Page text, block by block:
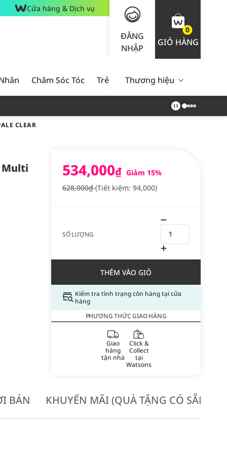
Cửa hàng & Dịch vụ
ĐĂNG
NHẬP
0
GIỎ HÀNG
Chăm Sóc Tóc Trẻ Em Nam Giới Chăm Sóc
Thương hiệu
CLEAR
Multi 534,000₫ Giảm 15%
628,000₫(Tiết kiệm: 94,000)
SỐ LƯỢNG
THÊM VÀO GIỎ
Kiểm tra tình trạng còn hàng tại cửa
hàng
PHƯƠNG THỨC GIAO HÀNG
Giao
hàng
tận nhà
Click &
Collect
tại
Watsons
BÁN KHUYẾN MÃI (QUÀ TẶNG CÓ SẴN